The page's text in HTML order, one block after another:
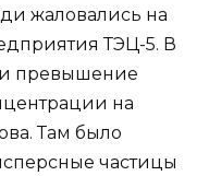
жаловались на
ТЭЦ-5. В
превышение
на
Там было
частицы